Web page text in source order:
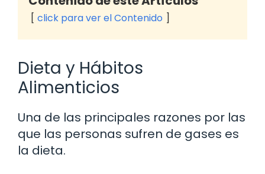
click para ver el Contenido
Dieta y Hábitos
Alimenticios
Una de las principales razones por las
que las personas sufren de gases es
la dieta.